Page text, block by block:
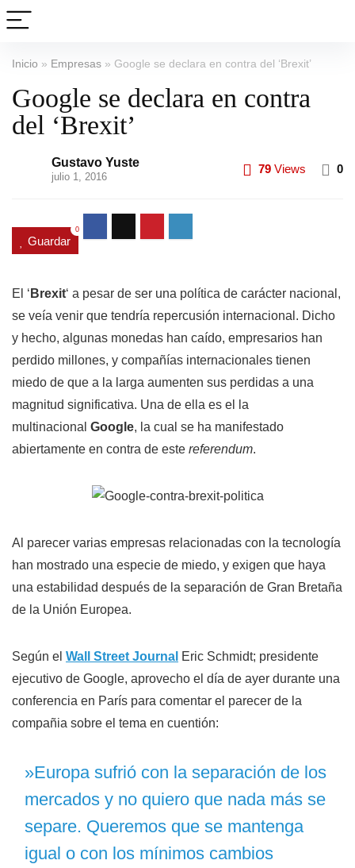
Inicio » Empresas » Google se declara en contra del ‘Brexit’
Google se declara en contra
del ‘Brexit’
Gustavo Yuste
julio 1, 2016
79 Views 0
Guardar
0
El ‘ Brexit‘ a pesar de ser una política de carácter nacional,
se veía venir que tendría repercusión internacional. Dicho
y hecho, algunas monedas han caído, empresarios han
perdido millones, y compañías internacionales tienen
miedo de que a la larga aumenten sus perdidas a una
magnitud significativa. Una de ella es el la
multinacional Google, la cual se ha manifestado
abiertamente en contra de este referendum.
Al parecer varias empresas relacionadas con la tecnología
han mostrado una especie de miedo, y exigen que haya
una estabilidad después de la separación de Gran Bretaña
de la Unión Europea.
Según el Wall Street Journal Eric Schmidt; presidente
ejecutivo de Google, aprovecho el día de ayer durante una
conferencia en París para comentar el parecer de la
compañia sobre el tema en cuentión:
»Europa sufrió con la separación de los
mercados y no quiero que nada más se
separe. Queremos que se mantenga
igual o con los mínimos cambios